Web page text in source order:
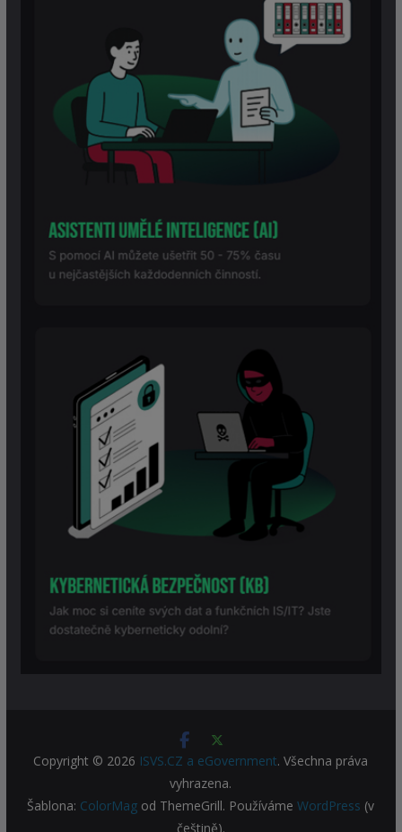
Copyright © 2026 ISVS.CZ a eGovernment. Všechna práva
vyhrazena.
Šablona: ColorMag od ThemeGrill. PoužívámeWordPress (v
češtině).